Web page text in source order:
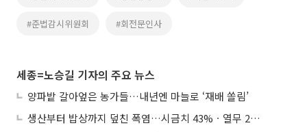
#준법감시위원회 #회전문인사
세종=노승길 기자의 주요 뉴스
양파밭 갈아엎은 농가들…내년엔 마늘로 ‘재배 쏠림’
생산부터 밥상까지 덮친 폭염…시금치 43%ㆍ열무 28% 급등